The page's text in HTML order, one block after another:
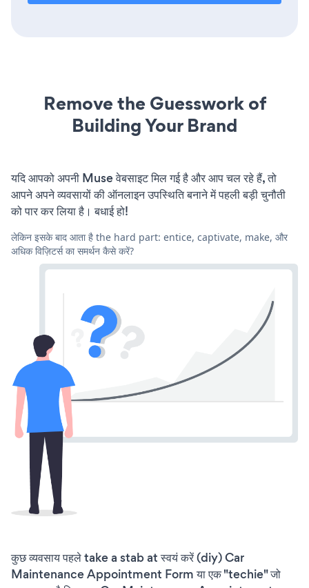
Remove the Guesswork of
Building Your Brand
यदि आपको अपनी Muse वेबसाइट मिल गई है और आप चल रहे हैं, तो
आपने अपने व्यवसायों की ऑनलाइन उपस्थिति बनाने में पहली बड़ी चुनौती
को पार कर लिया है। बधाई हो!
लेकिन इसके बाद आता है the hard part: entice, captivate, make, और
अधिक विज़िटर्स का समर्थन कैसे करें?
कुछ व्यवसाय पहले take a stab at स्वयं करें (diy) Car
Maintenance Appointment Form या एक "techie" जो